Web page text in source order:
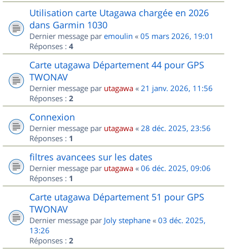
Utilisation carte Utagawa chargée en 2026
dans Garmin 1030
Dernier message par emoulin « 05 mars 2026, 19:01
Réponses : 4
Carte utagawa Département 44 pour GPS
TWONAV
Dernier message par utagawa « 21 janv. 2026, 11:56
Réponses : 2
Connexion
Dernier message par utagawa « 28 déc. 2025, 23:56
Réponses : 1
filtres avancees sur les dates
Dernier message par utagawa « 06 déc. 2025, 09:06
Réponses : 1
Carte utagawa Département 51 pour GPS
TWONAV
Dernier message par Joly stephane « 03 déc. 2025,
13:26
Réponses : 2